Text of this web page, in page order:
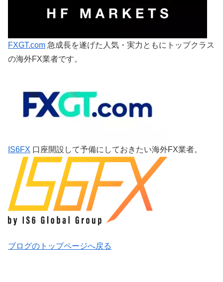
FXGT.com 急成長を遂げた人気・実力ともにトップクラス
の海外FX業者です。
IS6FX 口座開設して予備にしておきたい海外FX業者。
ブログのトップページへ戻る